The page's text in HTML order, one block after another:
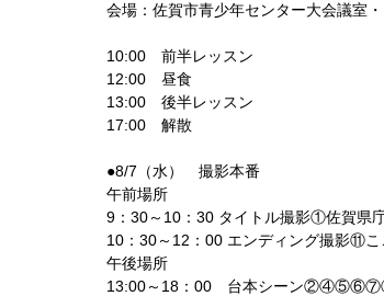
会場：佐賀市青少年センター大会議室
10:00 前半レッスン
12:00 昼食
13:00 後半レッスン
17:00 解散
●8/7（水） 撮影本番
午前場所
9：30～10：30 タイトル撮影①佐賀県
10：30～12：00 エンディング撮影⑪
午後場所
13:00～18：00 台本シーン